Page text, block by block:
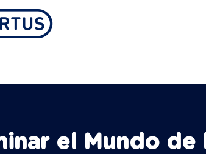
el Mundo de